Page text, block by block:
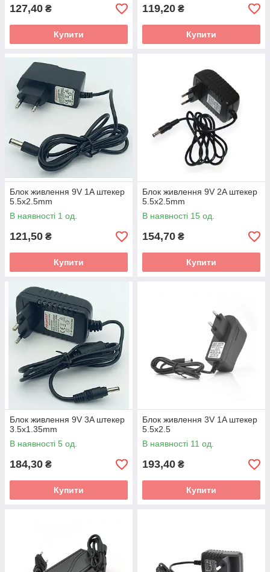
127,40 ₴
Купити
119,20 ₴
Купити
Блок живлення 9V 1A штекер
5.5x2.5mm
В наявності 1 од.
121,50 ₴
Купити
Блок живлення 9V 2A штекер
5.5x2.5mm
В наявності 15 од.
154,70 ₴
Купити
Блок живлення 9V 3A штекер
3.5x1.35mm
В наявності 5 од.
184,30 ₴
Купити
Блок живлення 3V 1A штекер
5.5x2.5
В наявності 11 од.
193,40 ₴
Купити